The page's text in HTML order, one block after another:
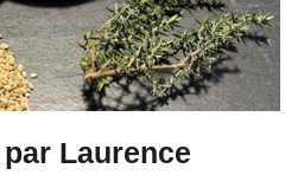
Laurence